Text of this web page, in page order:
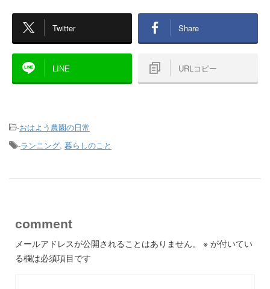
Twitter Share
LINE URLコピー
-おはよう農園の日常
-ランニング, 暮らしのこと
comment
メールアドレスが公開されることはありません。 ※ が付いてい
る欄は必須項目です